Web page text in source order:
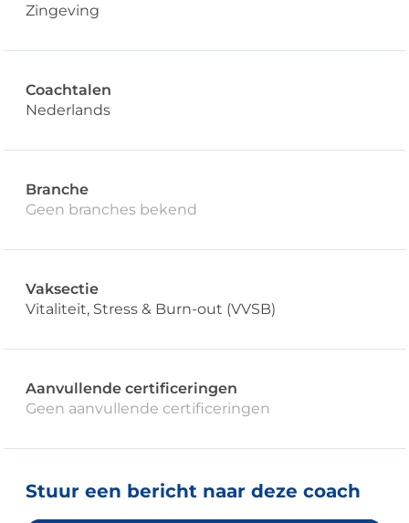
Zingeving
Coachtalen
Nederlands
Branche
Geen branches bekend
Vaksectie
Vitaliteit, Stress & Burn-out (VVSB)
Aanvullende certificeringen
Geen aanvullende certificeringen
Stuur een bericht naar deze coach